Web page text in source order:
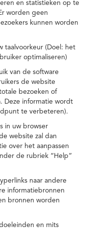
en statistieken op te
worden geen
kunnen worden
taalvoorkeur (Doel: het
optimaliseren)
van de software
de website
bezoeken of
Deze informatie wordt
te verbeteren).
in uw browser
website zal dan
over het aanpassen
de rubriek “Help”
naar andere
informatiebronnen
bronnen worden
en mits